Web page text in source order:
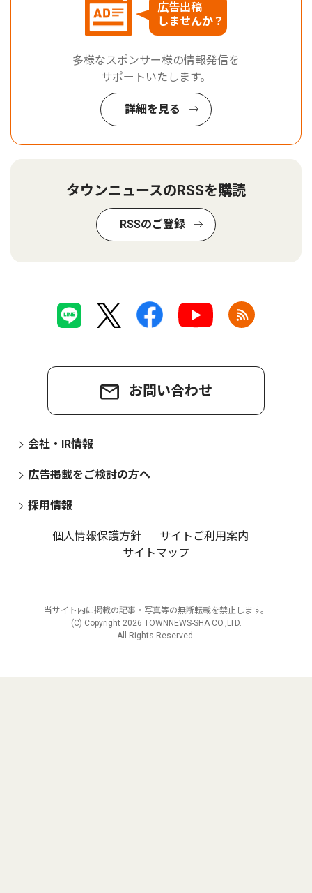
広告出稿
しませんか？
多様なスポンサー様の情報発信を
サポートいたします。
詳細を見る
タウンニュースのRSSを購読
RSSのご登録
お問い合わせ
会社・IR情報
広告掲載をご検討の方へ
採用情報
個人情報保護方針
サイトご利用案内
サイトマップ
当サイト内に掲載の記事・写真等の無断転載を禁止します。
(C) Copyright 2026 TOWNNEWS-SHA CO.,LTD.
All Rights Reserved.